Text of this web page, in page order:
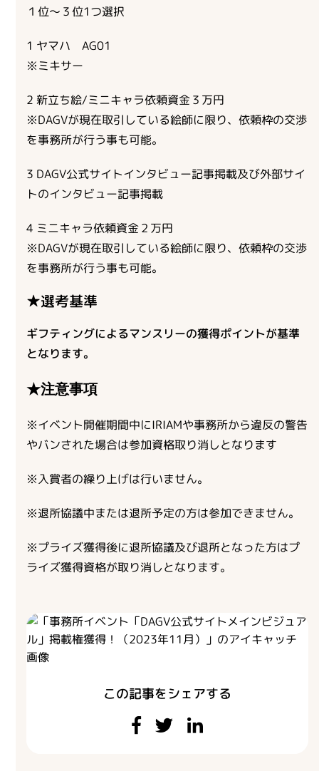
１位～３位1つ選択
1 ヤマハ AG01
※ミキサー
2 新立ち絵/ミニキャラ依頼資金３万円
※DAGVが現在取引している絵師に限り、依頼枠の交渉
を事務所が行う事も可能。
3 DAGV公式サイトインタビュー記事掲載及び外部サイ
トのインタビュー記事掲載
4 ミニキャラ依頼資金２万円
※DAGVが現在取引している絵師に限り、依頼枠の交渉
を事務所が行う事も可能。
★選考基準
ギフティングによるマンスリーの獲得ポイントが基準
となります。
★注意事項
※イベント開催期間中にIRIAMや事務所から違反の警告
やバンされた場合は参加資格取り消しとなります
※入賞者の繰り上げは行いません。
※退所協議中または退所予定の方は参加できません。
※プライズ獲得後に退所協議及び退所となった方はプ
ライズ獲得資格が取り消しとなります。
この記事をシェアする